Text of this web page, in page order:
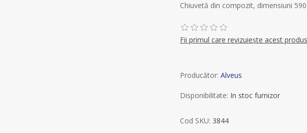
Chiuvetă din compozit, dimensiuni
Fii primul care revizuiește acest produs
Producător: Alveus
Disponibilitate: In stoc furnizor
Cod SKU: 3844